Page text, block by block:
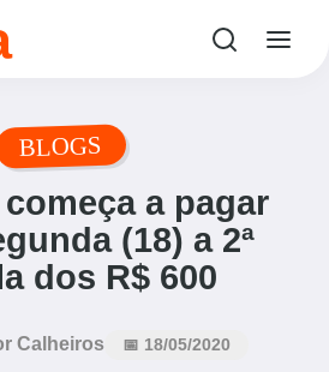
BLOGS
a pagar
(18) a 2ª
dos R$ 600
Calheiros 📅 18/05/2020